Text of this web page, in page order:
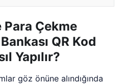
Para Çekme
QR Kod
Yapılır?
göz önüne alındığında